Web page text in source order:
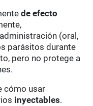
de efecto
(oral,
parásitos durante
pero no protege a
cómo usar
inyectables.